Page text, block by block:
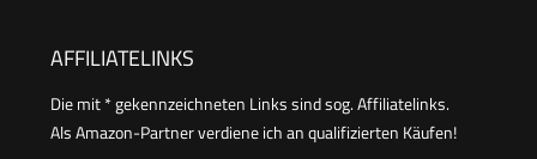
AFFILIATELINKS
Die mit * gekennzeichneten Links sind sog. Affiliatelinks.
Als Amazon-Partner verdiene ich an qualifizierten Käufen!